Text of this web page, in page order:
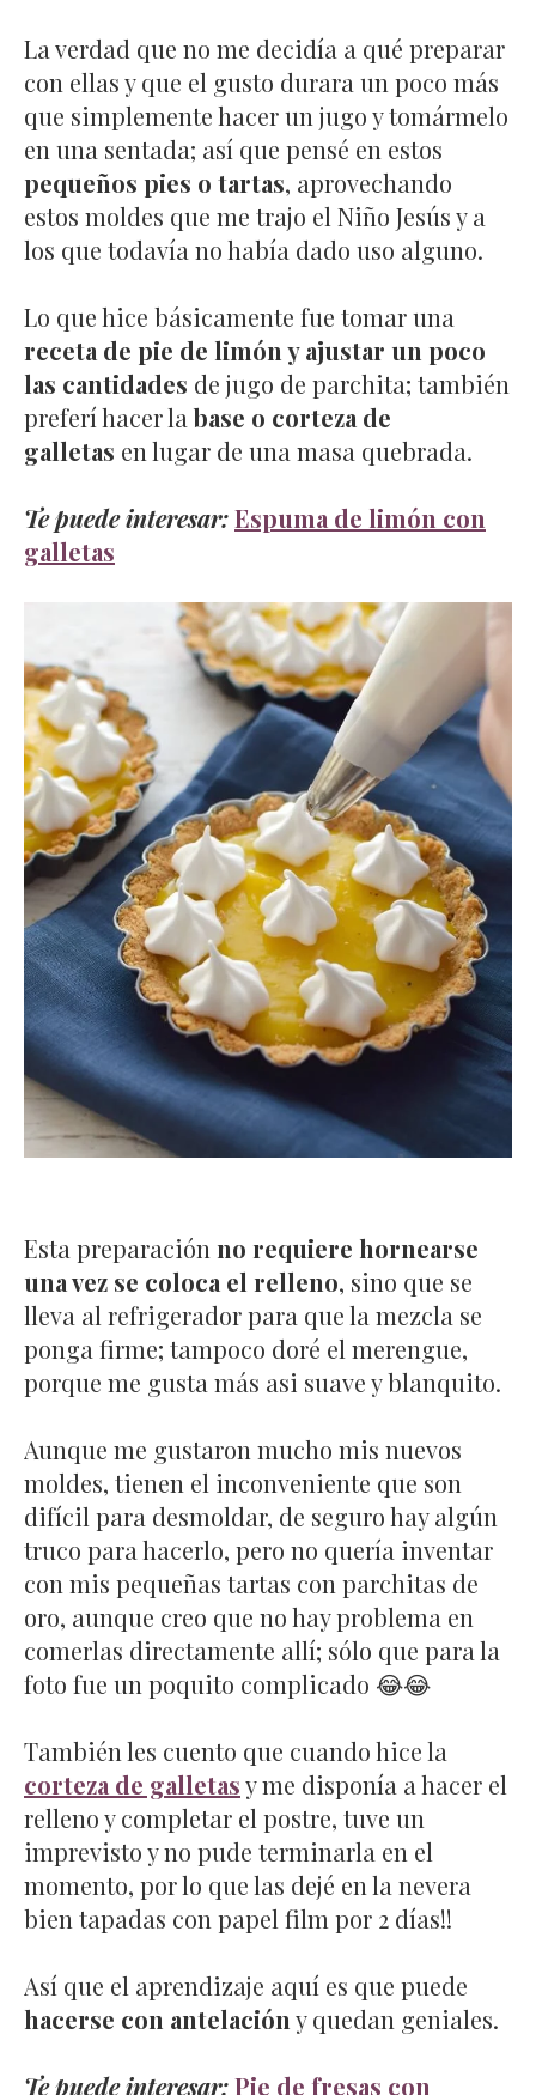
La verdad que no me decidía a qué preparar
con ellas y que el gusto durara un poco más
que simplemente hacer un jugo y tomármelo
en una sentada; así que pensé en estos
pequeños pies o tartas, aprovechando
estos moldes que me trajo el Niño Jesús y a
los que todavía no había dado uso alguno.
Lo que hice básicamente fue tomar una
receta de pie de limón y ajustar un poco
las cantidades de jugo de parchita; también
preferí hacer la base o corteza de
galletas en lugar de una masa quebrada.
Te puede interesar:Espuma de limón con
galletas
Esta preparación no requiere hornearse
una vez se coloca el relleno, sino que se
lleva al refrigerador para que la mezcla se
ponga firme; tampoco doré el merengue,
porque me gusta más asi suave y blanquito.
Aunque me gustaron mucho mis nuevos
moldes, tienen el inconveniente que son
difícil para desmoldar, de seguro hay algún
truco para hacerlo, pero no quería inventar
con mis pequeñas tartas con parchitas de
oro, aunque creo que no hay problema en
comerlas directamente allí; sólo que para la
foto fue un poquito complicado 😂😂
También les cuento que cuando hice la
corteza de galletasy me disponía a hacer el
relleno y completar el postre, tuve un
imprevisto y no pude terminarla en el
momento, por lo que las dejé en la nevera
bien tapadas con papel film por 2 días!!
Así que el aprendizaje aquí es que puede
hacerse con antelación y quedan geniales.
Te puede interesar:Pie de fresas con